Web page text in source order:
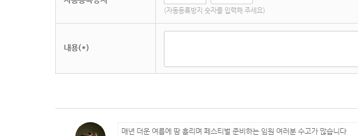
(자동등록방지 숫자를 입력해 주세요)
내용(*)
매년 더운 여름에 땀 흘리며 페스티벌 준비하는 임원 여러분 수고가 많습니다